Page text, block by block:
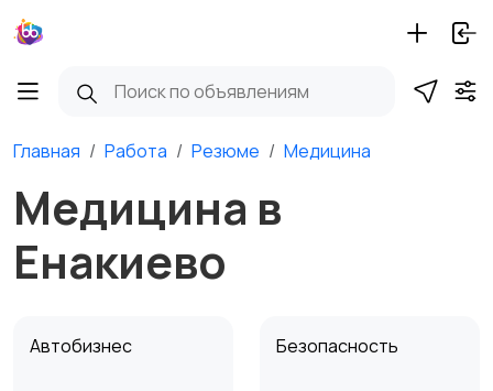
Главная Работа Резюме Медицина
Медицина в
Енакиево
Автобизнес Безопасность